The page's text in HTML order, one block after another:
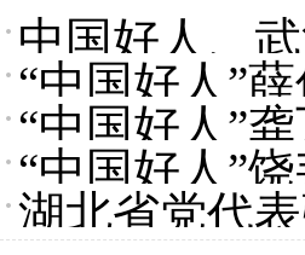
中国好人、
“中国好人”
“中国好人”
“中国好人”
湖北省党代